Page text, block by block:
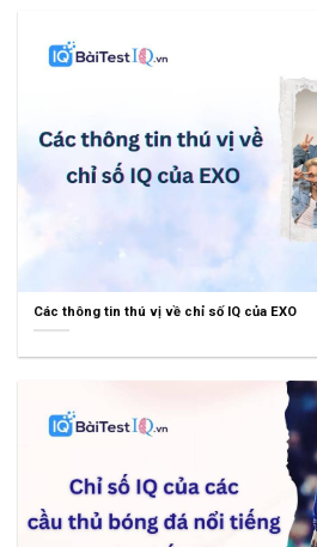
Các thông tin thú vị về chỉ số IQ của EXO